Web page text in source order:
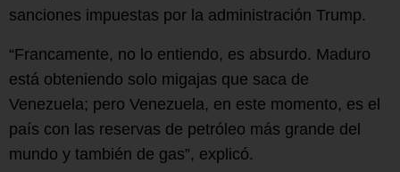
sanciones impuestas por la administración Trump.
“Francamente, no lo entiendo, es absurdo. Maduro
está obteniendo solo migajas que saca de
Venezuela; pero Venezuela, en este momento, es el
país con las reservas de petróleo más grande del
mundo y también de gas”, explicó.